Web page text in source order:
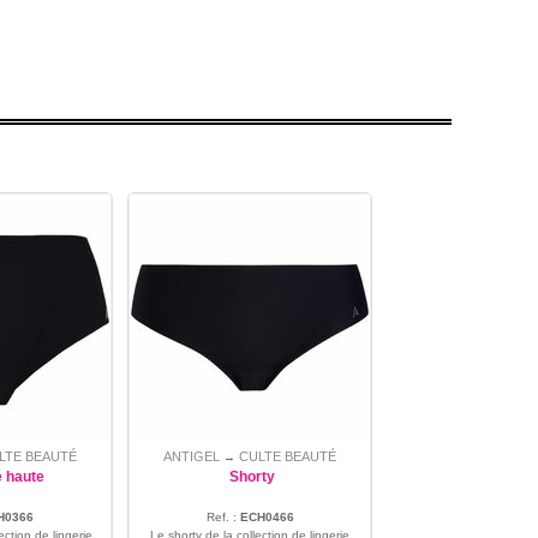
BEAUTÉ
haute
de lingerie
ANTIGEL → CULTE BEAUTÉ
Shorty
Ref. : ECH0466
Le shorty de la collection de lingerie